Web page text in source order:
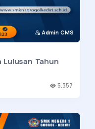
Admin CMS
Lulusan Tahun
5.357